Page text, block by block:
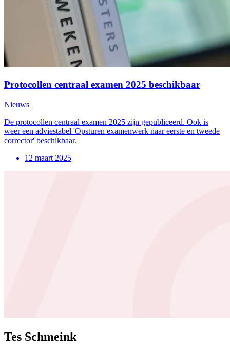
Protocollen centraal examen 2025 beschikbaar
Nieuws
De protocollen centraal examen 2025 zijn gepubliceerd. Ook is
weer een adviestabel 'Opsturen examenwerk naar eerste en tweede
corrector' beschikbaar.
12 maart 2025
Tes Schmeink